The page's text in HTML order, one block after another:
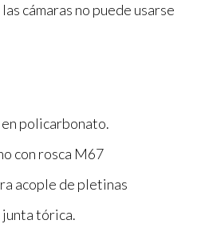
cámaras no puede usarse
policarbonato.
con rosca M67
acople de pletinas
junta tórica.